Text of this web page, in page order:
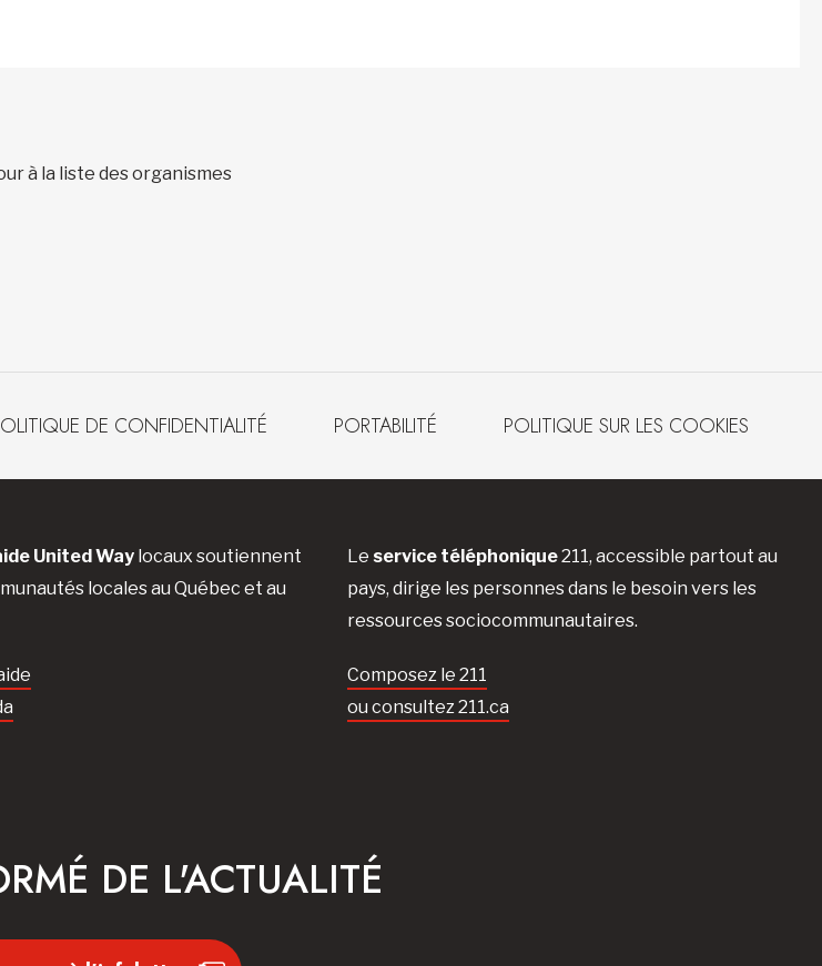
à la liste des organismes
DE CONFIDENTIALITÉ PORTABILITÉ POLITIQUE SUR LES COOKIES
United Waylocaux soutiennent
locales au Québec et au
Le service téléphonique211, accessible partout au
pays, dirige les personnes dans le besoin vers les
ressources sociocommunautaires.
Composez le 211
ou consultez 211.ca
DE L'ACTUALITÉ